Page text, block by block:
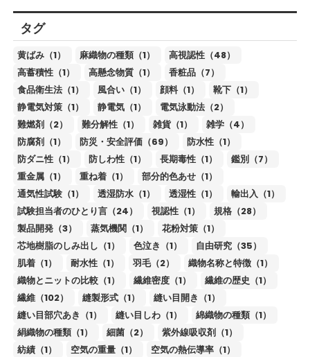
タグ
黄ばみ（1） 麻織物の種類（1）
高視認性（48）
高蓄積性（1）
高懸念物質（1）
香粧品（7）
食品衛生法（1）
風合い（1） 顔料（1）
靴下（1）
静電気対策（1）
静電気（1）
電気泳動法（2）
難燃剤（2）
難分解性（1） 雑貨（1）
雑学（4）
防腐剤（1）
防災・安全評価（69）
防水性（1）
防ダニ性（1）
防しわ性（1） 長期毒性（1）
鑑別（7）
重金属（1）
重ね着（1）
部分的色あせ（1）
通気性試験（1）
透湿防水（1） 透湿性（1）
輸出入（1）
試験担当者のひとり言（24）
視認性（1）
規格（28）
製品開発（3）
蒸気機関（1）
花粉対策（1）
芯地樹脂のしみ出し（1）
色泣き（1）
自由研究（35）
肌着（1）
耐水性（1） 羽毛（2）
織物名称と特徴（1）
織物とニットの比較（1）
繊維密度（1）
繊維の歴史（1）
繊維（102）
縫製形式（1）
縫い目開き（1）
縫い目部穴あき（1）
縫い目しわ（1）
綿織物の種類（1）
絹織物の種類（1）
細菌（2）
紫外線吸収剤（1）
紡績（1）
空気の重量（1）
空気の熱伝導率（1）